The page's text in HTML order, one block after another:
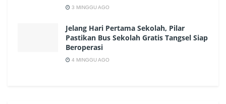
3 MINGGU AGO
Jelang Hari Pertama Sekolah, Pilar
Pastikan Bus Sekolah Gratis Tangsel Siap
Beroperasi
4 MINGGU AGO